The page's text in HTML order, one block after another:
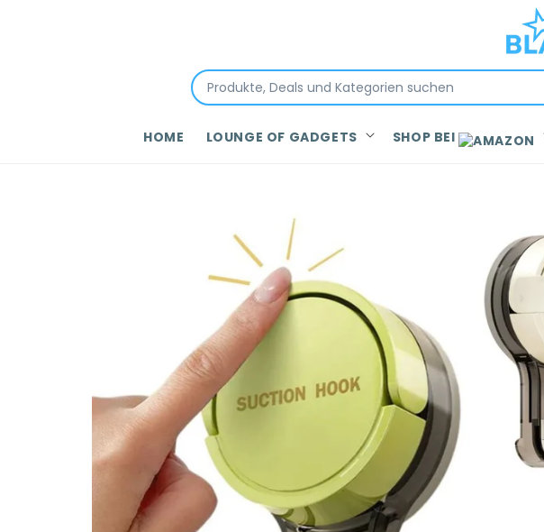
HOME LOUNGE OF GADGETS SHOP BEI